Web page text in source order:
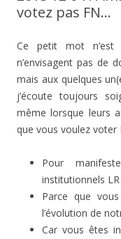
votez pas FN…
Ce petit mot
n’envisagent pas de
mais aux quelques
j’écoute toujours
même lorsque leurs
que vous voulez voter
Pour
institutionnels
Parce que
l’évolution de
Car vous êtes